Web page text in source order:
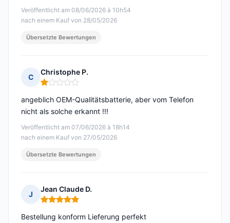
Veröffentlicht am 08/06/2026 à 10h54
nach einem Kauf von 28/05/2026
Übersetzte Bewertungen
C
Christophe P.
Hinweis: 1 von 5
Veröffentlicht am 07/06/2026 à 18h14
nach einem Kauf von 27/05/2026
angeblich OEM-Qualitätsbatterie, aber vom Telefon
nicht als solche erkannt !!!
Übersetzte Bewertungen
J
Jean Claude D.
Hinweis: 5 von 5
Bestellung konform Lieferung perfekt